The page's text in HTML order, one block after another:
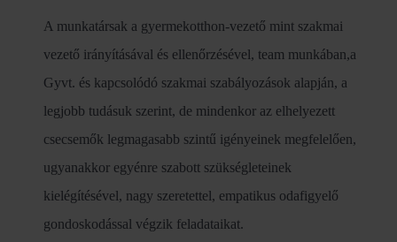
A munkatársak a gyermekotthon-vezető mint szakmai
vezető irányításával és ellenőrzésével, team munkában,a
Gyvt. és kapcsolódó szakmai szabályozások alapján, a
legjobb tudásuk szerint, de mindenkor az elhelyezett
csecsemők legmagasabb szintű igényeinek megfelelően,
ugyanakkor egyénre szabott szükségleteinek
kielégítésével, nagy szeretettel, empatikus odafigyelő
gondoskodással végzik feladataikat.